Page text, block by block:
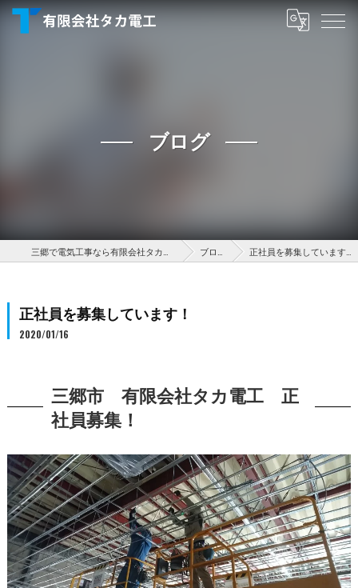
ブログ
ブログ 正社員を募集しています！
正社員を募集しています！
2020/01/16
三郷市 有限会社タカ電工 正
社員募集！